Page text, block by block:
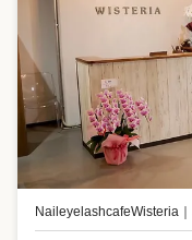
NaileyelashcafeWisteria ｜